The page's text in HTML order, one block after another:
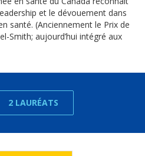
et le dévouement dans
santé. (Anciennement le Prix de
Smith; aujourd’hui intégré aux
2 LAURÉATS